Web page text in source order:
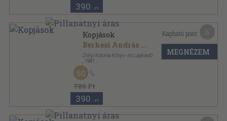
390 ,-Ft
Kopjások
Berkesi András ...
Zrínyi Katonai Könyv- és Lapkiadó
1981
Vászon
780 Ft
50
390 ,-Ft
Kapható pont:
MEGNÉZEM